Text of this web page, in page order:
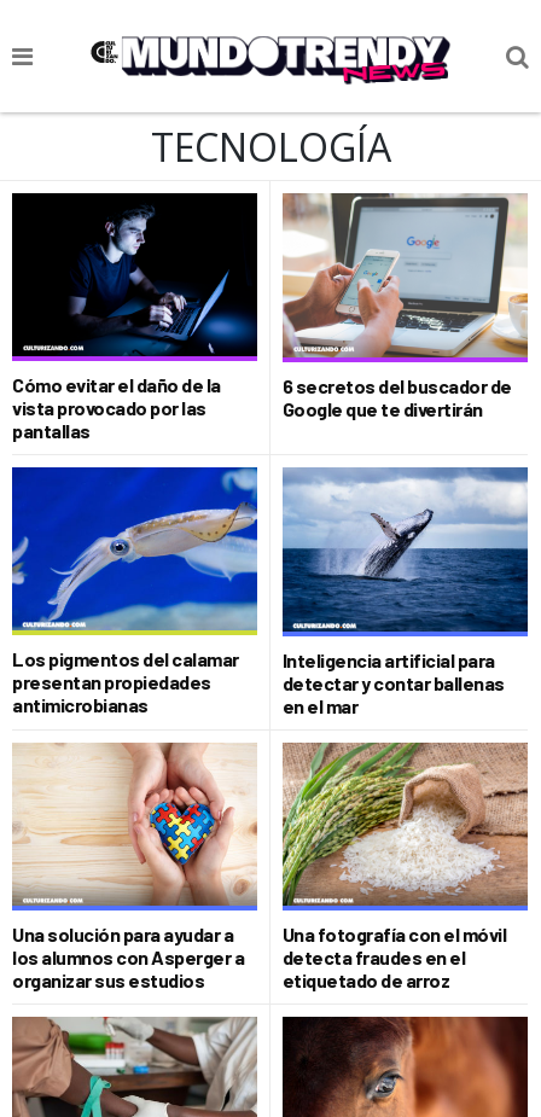
NOTICIAS
CIENCIA Y TECNOLOGÍA
SOCIEDAD
CULTURIZANDO.COM
TECNOLOGÍA
Cómo evitar el daño de la
vista provocado por las
pantallas
6 secretos del buscador de
Google que te divertirán
Los pigmentos del calamar
presentan propiedades
antimicrobianas
Inteligencia artificial para
detectar y contar ballenas
en el mar
Una solución para ayudar a
los alumnos con Asperger a
organizar sus estudios
Una fotografía con el móvil
detecta fraudes en el
etiquetado de arroz